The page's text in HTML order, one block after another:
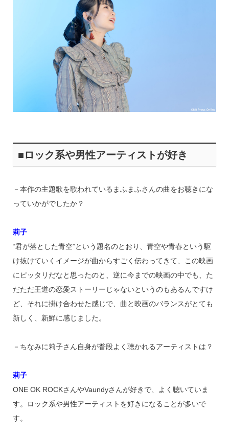
■ロック系や男性アーティストが好き
－本作の主題歌を歌われているまふまふさんの曲をお聴きにな
っていかがでしたか？
莉子
“君が落とした青空”という題名のとおり、青空や青春という駆
け抜けていくイメージが曲からすごく伝わってきて、この映画
にピッタリだなと思ったのと、逆に今までの映画の中でも、た
だただ王道の恋愛ストーリーじゃないというのもあるんですけ
ど、それに掛け合わせた感じで、曲と映画のバランスがとても
新しく、新鮮に感じました。
－ちなみに莉子さん自身が普段よく聴かれるアーティストは？
莉子
ONE OK ROCKさんやVaundyさんが好きで、よく聴いていま
す。ロック系や男性アーティストを好きになることが多いで
す。